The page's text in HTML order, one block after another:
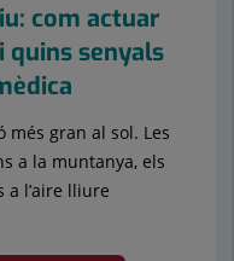
com actuar
quins senyals
més gran al sol. Les
a la muntanya, els
a l’aire lliure